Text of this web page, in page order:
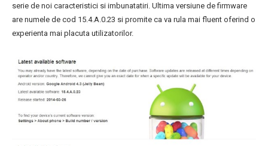
serie de noi caracteristici si imbunatatiri. Ultima versiune de firmware
are numele de cod 15.4.A.0.23 si promite ca va rula mai fluent oferind o
experienta mai placuta utilizatorilor.